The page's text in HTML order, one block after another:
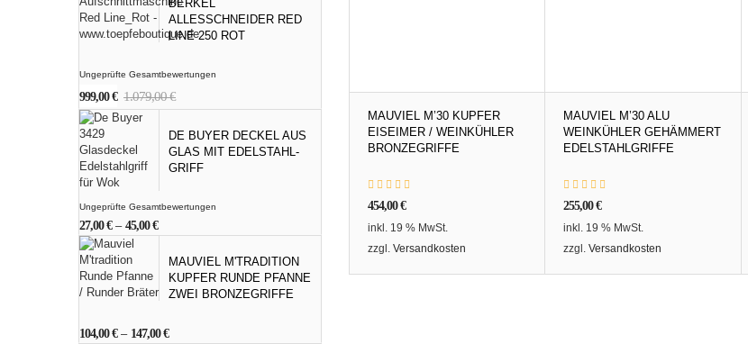
MAUVIEL M’30 KUPFER
EISEIMER / WEINKÜHLER
BRONZEGRIFFE
454,00€
inkl. 19 % MwSt.
zzgl. Versandkosten
MAUVIEL M’30 ALU
WEINKÜHLER GEHÄMMERT
EDELSTAHLGRIFFE
255,00€
inkl. 19 % MwSt.
zzgl.Versandkosten
BERKEL
ALLESSCHNEIDER RED
LINE 250 ROT
Ungeprüfte Gesamtbewertungen
1.079,00€Ursprünglicher
Preis
1.079,00 €
999,00€
Aktueller
Preis
999,00 €.
DE BUYER DECKEL AUS
GLAS MIT EDELSTAHL-
GRIFF
Ungeprüfte Gesamtbewertungen
27,00€– 45,00€
MAUVIEL M'TRADITION
KUPFER RUNDE PFANNE
ZWEI BRONZEGRIFFE
104,00€– 147,00€